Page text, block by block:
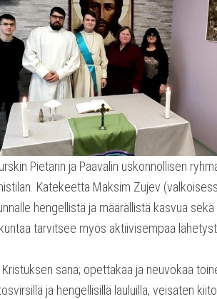
Pietarin ja Paavalin uskonnollisen
Katekeetta Maksim Zujev
hengellistä ja määrällistä kasvua
tarvitsee myös aktiivisempaa
sana; opettakaa ja neuvokaa
ja hengellisillä lauluilla, veisaten